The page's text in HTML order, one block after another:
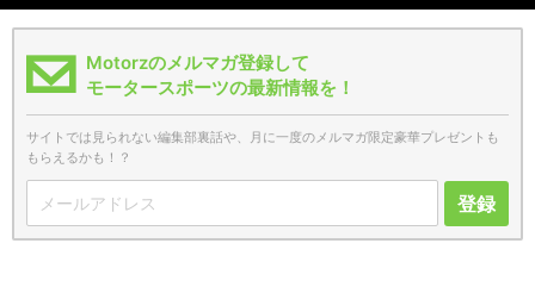
Motorzのメルマガ登録して
モータースポーツの最新情報を！
サイトでは見られない編集部裏話や、月に一度のメルマガ限定豪華プレゼントも
もらえるかも！？
登録